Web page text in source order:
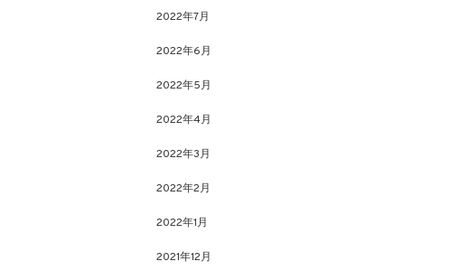
2022年7月
2022年6月
2022年5月
2022年4月
2022年3月
2022年2月
2022年1月
2021年12月